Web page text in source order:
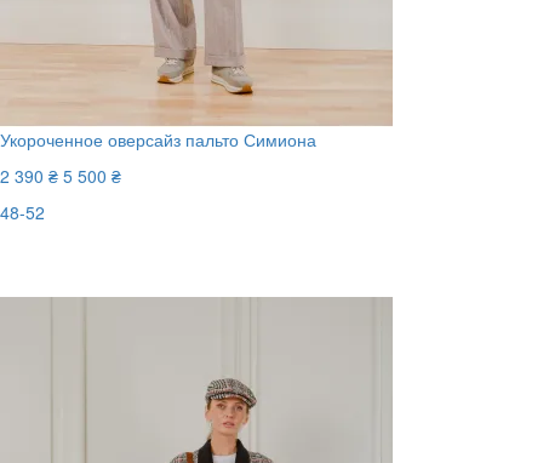
Укороченное оверсайз пальто Симиона
2 390 ₴ 5 500 ₴
48-52